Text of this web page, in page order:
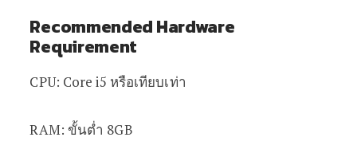
Recommended Hardware
Requirement
CPU: Core i5 หรือเทียบเท่า
RAM: ขั้นต่ำ 8GB